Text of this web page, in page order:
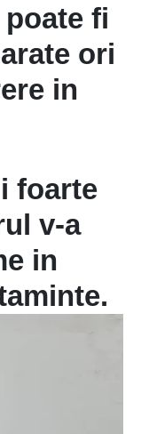
fi
ori
in
foarte
v-a
in